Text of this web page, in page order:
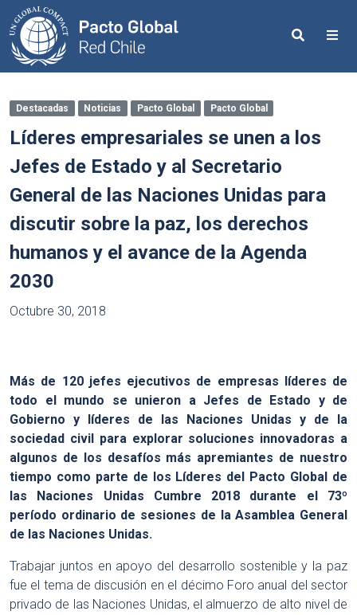
Search
Destacadas Noticias Pacto Global Pacto Global
Líderes empresariales se unen a los
Jefes de Estado y al Secretario
General de las Naciones Unidas para
discutir sobre la paz, los derechos
humanos y el avance de la Agenda
2030
Octubre 30, 2018
Más de 120 jefes ejecutivos de empresas líderes de
todo el mundo se unieron a Jefes de Estado y de
Gobierno y líderes de las Naciones Unidas y de la
sociedad civil para explorar soluciones innovadoras a
algunos de los desafíos más apremiantes de nuestro
tiempo como parte de los Líderes del Pacto Global de
las Naciones Unidas Cumbre 2018 durante el 73º
período ordinario de sesiones de la Asamblea General
de las Naciones Unidas.
Trabajar juntos en apoyo del desarrollo sostenible y la paz
fue el tema de discusión en el décimo Foro anual del sector
privado de las Naciones Unidas, el almuerzo de alto nivel de